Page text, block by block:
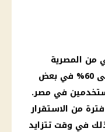
من المصرية
في مصر.
من الاستقرار
في وقت تتزايد